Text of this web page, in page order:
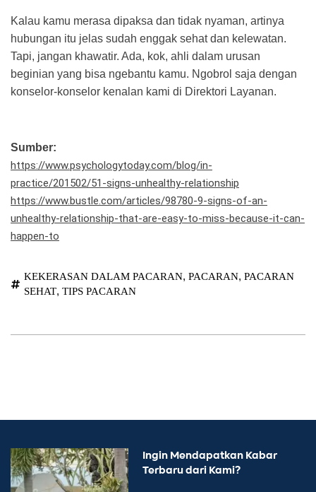
Kalau kamu merasa dipaksa dan tidak nyaman, artinya
hubungan itu jelas sudah enggak sehat dan kelewatan.
Tapi, jangan khawatir. Ada, kok, ahli dalam urusan
beginian yang bisa ngebantu kamu. Ngobrol saja dengan
konselor-konselor kenalan kami di Direktori Layanan.
Sumber:
https://www.psychologytoday.com/blog/in-
practice/201502/51-signs-unhealthy-relationship
https://www.bustle.com/articles/98780-9-signs-of-an-
unhealthy-relationship-that-are-easy-to-miss-because-it-can-
happen-to
KEKERASAN DALAM PACARAN, PACARAN, PACARAN
SEHAT, TIPS PACARAN
Ingin Mendapatkan Kabar
Terbaru dari Kami?